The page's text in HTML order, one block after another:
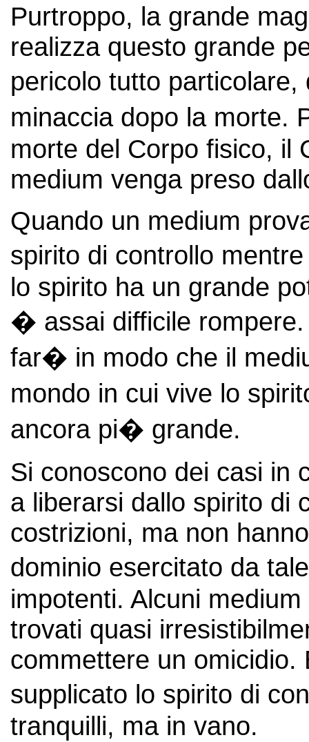
Purtroppo, la grande
realizza questo grande
pericolo tutto
minaccia dopo la morte.
morte del Corpo fisico, il
medium venga preso
Quando un medium
spirito di controllo
lo spirito ha un grande
� assai difficile
far� in modo che il
mondo in cui vive lo
ancora pi� grande.
Si conoscono dei casi in
a liberarsi dallo spirito di
costrizioni, ma non
dominio esercitato da
impotenti. Alcuni
trovati quasi
commettere un omicidio.
supplicato lo spirito di
tranquilli, ma in vano.